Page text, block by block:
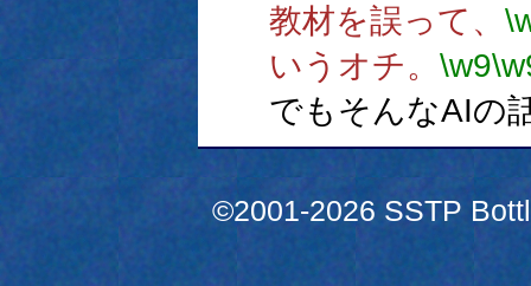
教材を誤って、
いうオチ。 \w9
でもそんなAIの
©2001-2026 SSTP